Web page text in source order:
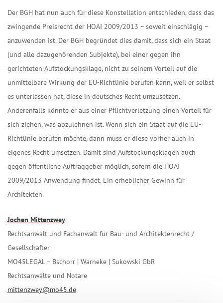
Der BGH hat nun auch für diese Konstellation entschieden, dass das
zwingende Preisrecht der HOAI 2009/2013 – soweit einschlägig –
anzuwenden ist. Der BGH begründet dies damit, dass sich ein Staat
(und alle dazugehörenden Subjekte), bei einer gegen ihn
gerichteten Aufstockungsklage, nicht zu seinem Vorteil auf die
unmittelbare Wirkung der EU-Richtlinie berufen kann, weil er selbst
es unterlassen hat, diese in deutsches Recht umzusetzen.
Anderenfalls könnte er aus einer Pflichtverletzung einen Vorteil für
sich ziehen, was abzulehnen ist. Wenn sich ein Staat auf die EU-
Richtlinie berufen möchte, dann muss er diese vorher auch in
eigenes Recht umsetzen. Damit sind Aufstockungsklagen auch
gegen öffentliche Auftraggeber möglich, sofern die HOAI
2009/2013 Anwendung findet. Ein erheblicher Gewinn für
Architekten.
Jochen Mittenzwey
Rechtsanwalt und Fachanwalt für Bau- und Architektenrecht /
Gesellschafter
MO45LEGAL – Bschorr | Warneke | Sukowski GbR
Rechtsanwälte und Notare
mittenzwey@mo45.de